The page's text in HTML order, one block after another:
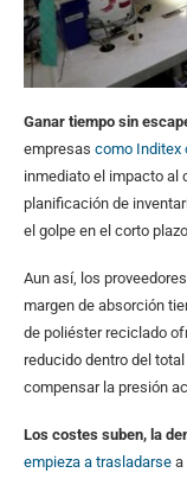
Ganar tiempo sin
empresas como Inditex
inmediato el impacto al
planificación de
el golpe en el corto
Aun así, los
margen de absorción
de poliéster reciclado
reducido dentro del
compensar la presión
Los costes suben, la
empieza a trasladarse a